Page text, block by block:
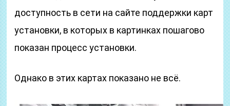
доступность в сети на сайте поддержки карт
установки, в которых в картинках пошагово
показан процесс установки.
Однако в этих картах показано не всё.